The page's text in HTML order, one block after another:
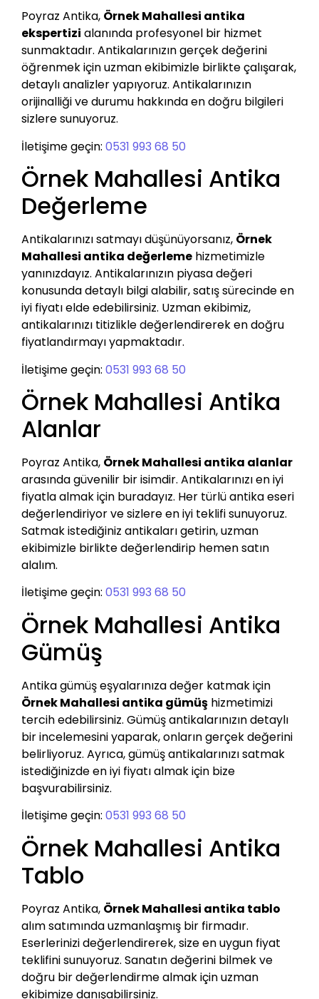
Poyraz Antika, Örnek Mahallesi antika
ekspertizi alanında profesyonel bir hizmet
sunmaktadır. Antikalarınızın gerçek değerini
öğrenmek için uzman ekibimizle birlikte çalışarak,
detaylı analizler yapıyoruz. Antikalarınızın
orijinalliği ve durumu hakkında en doğru bilgileri
sizlere sunuyoruz.
İletişime geçin: 0531 993 68 50
Örnek Mahallesi Antika
Değerleme
Antikalarınızı satmayı düşünüyorsanız, Örnek
Mahallesi antika değerleme hizmetimizle
yanınızdayız. Antikalarınızın piyasa değeri
konusunda detaylı bilgi alabilir, satış sürecinde en
iyi fiyatı elde edebilirsiniz. Uzman ekibimiz,
antikalarınızı titizlikle değerlendirerek en doğru
fiyatlandırmayı yapmaktadır.
İletişime geçin: 0531 993 68 50
Örnek Mahallesi Antika
Alanlar
Poyraz Antika, Örnek Mahallesi antika alanlar
arasında güvenilir bir isimdir. Antikalarınızı en iyi
fiyatla almak için buradayız. Her türlü antika eseri
değerlendiriyor ve sizlere en iyi teklifi sunuyoruz.
Satmak istediğiniz antikaları getirin, uzman
ekibimizle birlikte değerlendirip hemen satın
alalım.
İletişime geçin: 0531 993 68 50
Örnek Mahallesi Antika
Gümüş
Antika gümüş eşyalarınıza değer katmak için
Örnek Mahallesi antika gümüş hizmetimizi
tercih edebilirsiniz. Gümüş antikalarınızın detaylı
bir incelemesini yaparak, onların gerçek değerini
belirliyoruz. Ayrıca, gümüş antikalarınızı satmak
istediğinizde en iyi fiyatı almak için bize
başvurabilirsiniz.
İletişime geçin: 0531 993 68 50
Örnek Mahallesi Antika
Tablo
Poyraz Antika, Örnek Mahallesi antika tablo
alım satımında uzmanlaşmış bir firmadır.
Eserlerinizi değerlendirerek, size en uygun fiyat
teklifini sunuyoruz. Sanatın değerini bilmek ve
doğru bir değerlendirme almak için uzman
ekibimize danışabilirsiniz.